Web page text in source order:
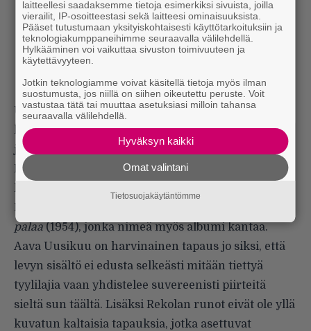
Uusi tulokas runomusiikissa on tamperelainen
lauluntekijäAava Uusikuu, jonka tuore levy
julkaistaan perjantaina 10.6. Tampereen
Runokaupunki-festivaalilla. Aava on säveltänyt
levylleen kotikaupunkinsa klassikkorunoilijan
Mirkka Rekolan
palaa (1954), jonka nimeä myös albumi kantaa.
Aava Uusikuu on harvinainen tapaus jo siksi, että
levyn sisältö ei edusta selkeästi mitään tiettyä
tyylilajia vaan yhdistelee suvereenisti piirteitä
sieltä sun täältä. Lisäksi Rekolan runot eivät ole yllä
kuvatun kaltaisia tapauksia, jotka asettuvat
laitteellesi saadaksemme tietoja esimerkiksi sivuista, joilla
vierailit, IP-osoitteestasi sekä laitteesi ominaisuuksista.
Pääset tutustumaan yksityiskohtaisesti käyttötarkoituksiin ja
teknologiakumppaneihimme seuraavalla välilehdellä.
Hylkääminen voi vaikuttaa sivuston toimivuuteen ja
käytettävyyteen.
Jotkin teknologiamme voivat käsitellä tietoja myös ilman
suostumusta, jos niillä on siihen oikeutettu peruste. Voit
vastustaa tätä tai muuttaa asetuksiasi milloin tahansa
seuraavalla välilehdellä.
Hyväksyn kaikki
Omat valintani
Tietosuojakäytäntömme